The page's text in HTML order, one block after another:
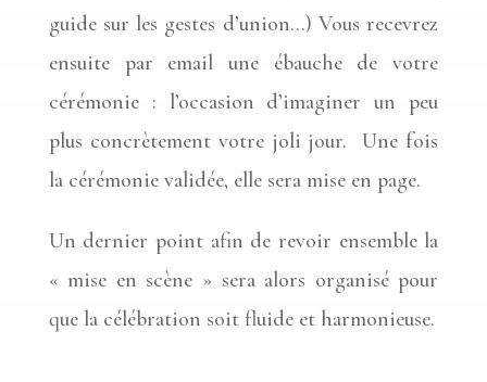
guide sur les gestes d’union…) Vous recevrez
ensuite par email une ébauche de votre
cérémonie : l’occasion d’imaginer un peu
plus concrètement votre joli jour.
Une fois
la cérémonie validée, elle sera mise en page.
Un dernier point afin de revoir ensemble la
« mise en scène » sera alors organisé pour
que la célébration soit fluide et harmonieuse.